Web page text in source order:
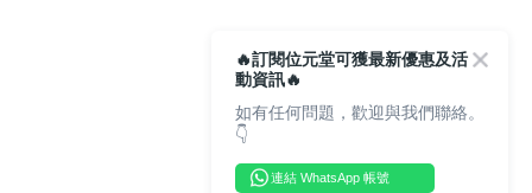
🔥訂閱位元堂可獲最新優惠及活
動資訊🔥
如有任何問題，歡迎與我們聯絡。
👇
連結 WhatsApp 帳號